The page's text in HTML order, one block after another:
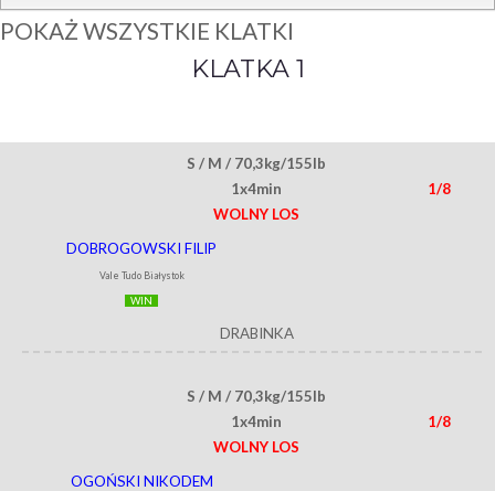
POKAŻ WSZYSTKIE KLATKI
KLATKA 1
S / M / 70,3kg/155lb
1x4min
1/8
WOLNY LOS
DOBROGOWSKI FILIP
Vale Tudo Białystok
WIN
DRABINKA
S / M / 70,3kg/155lb
1x4min
1/8
WOLNY LOS
OGOŃSKI NIKODEM